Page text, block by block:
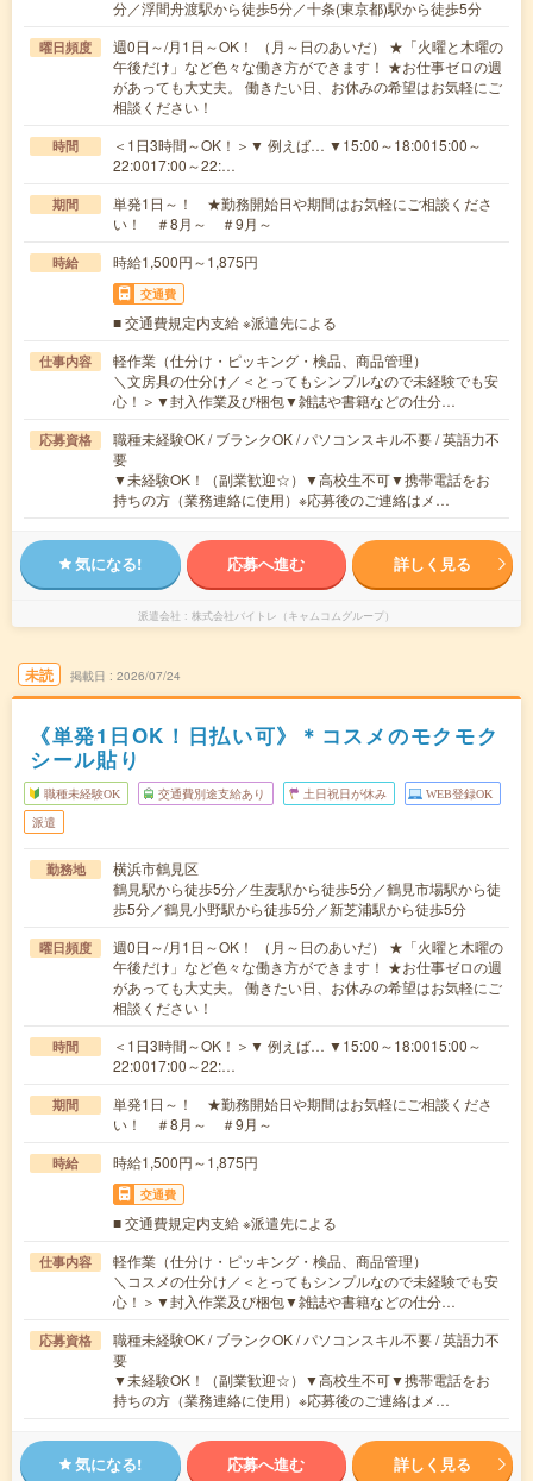
分／浮間舟渡駅から徒歩5分／十条(東京都)駅から徒歩5分
曜日頻度
週0日～/月1日～OK！ （月～日のあいだ） ★「火曜と木曜の
午後だけ」など色々な働き方ができます！ ★お仕事ゼロの週
があっても大丈夫。 働きたい日、お休みの希望はお気軽にご
相談ください！
時間
＜1日3時間～OK！＞▼ 例えば… ▼15:00～18:0015:00～
22:0017:00～22:…
期間
単発1日～！ ★勤務開始日や期間はお気軽にご相談くださ
い！ ＃8月～ ＃9月～
時給 時給1,500円～1,875円
交通費
■ 交通費規定内支給 ※派遣先による
仕事内容
軽作業（仕分け・ピッキング・検品、商品管理）
＼文房具の仕分け／＜とってもシンプルなので未経験でも安
心！＞▼封入作業及び梱包▼雑誌や書籍などの仕分…
応募資格
職種未経験OK / ブランクOK / パソコンスキル不要 / 英語力不
要
▼未経験OK！（副業歓迎☆）▼高校生不可▼携帯電話をお
持ちの方（業務連絡に使用）※応募後のご連絡はメ…
気になる! 応募へ進む 詳しく見る
派遣会社 株式会社バイトレ（キャムコムグループ）
未読 掲載日 2026/07/24
《単発1日OK！日払い可》＊コスメのモクモク
シール貼り
職種未経験OK 交通費別途支給あり 土日祝日が休み WEB登録OK
派遣
勤務地
横浜市鶴見区
鶴見駅から徒歩5分／生麦駅から徒歩5分／鶴見市場駅から徒
歩5分／鶴見小野駅から徒歩5分／新芝浦駅から徒歩5分
曜日頻度
週0日～/月1日～OK！ （月～日のあいだ） ★「火曜と木曜の
午後だけ」など色々な働き方ができます！ ★お仕事ゼロの週
があっても大丈夫。 働きたい日、お休みの希望はお気軽にご
相談ください！
時間
＜1日3時間～OK！＞▼ 例えば… ▼15:00～18:0015:00～
22:0017:00～22:…
期間
単発1日～！ ★勤務開始日や期間はお気軽にご相談くださ
い！ ＃8月～ ＃9月～
時給 時給1,500円～1,875円
交通費
■ 交通費規定内支給 ※派遣先による
仕事内容
軽作業（仕分け・ピッキング・検品、商品管理）
＼コスメの仕分け／＜とってもシンプルなので未経験でも安
心！＞▼封入作業及び梱包▼雑誌や書籍などの仕分…
応募資格
職種未経験OK / ブランクOK / パソコンスキル不要 / 英語力不
要
▼未経験OK！（副業歓迎☆）▼高校生不可▼携帯電話をお
持ちの方（業務連絡に使用）※応募後のご連絡はメ…
気になる! 応募へ進む 詳しく見る